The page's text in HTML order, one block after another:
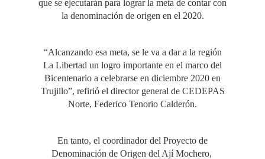
que se ejecutarán para lograr la meta de contar con
la denominación de origen en el 2020.
“Alcanzando esa meta, se le va a dar a la región
La Libertad un logro importante en el marco del
Bicentenario a celebrarse en diciembre 2020 en
Trujillo”, refirió el director general de CEDEPAS
Norte, Federico Tenorio Calderón.
En tanto, el coordinador del Proyecto de
Denominación de Origen del Ají Mochero,